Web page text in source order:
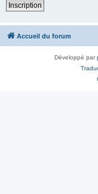
Inscription
Accueil du forum
Développé par